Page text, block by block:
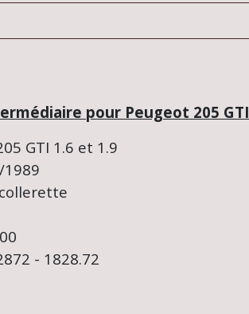
pour Peugeot 205 GTI
GTI 1.6 et 1.9
- 1828.72